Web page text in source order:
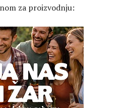
za proizvodnju: